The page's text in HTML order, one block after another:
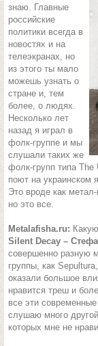
знаю. Главные
российские
политики всегда в
новостях и на
телеэкранах, но
из этого ты мало
можешь узнать о
стране и, тем
более, о людях.
Несколько лет
назад я играл в
фолк-группе и мы
слушали таких же
фолк-групп типа
поют на украинском
Это вроде как
но это все.
Metalafisha.ru:
Silent Decay –
совершенно разную
группы, как
оказали большое
нравится треш и
все эти
слушаю много
которых мне не